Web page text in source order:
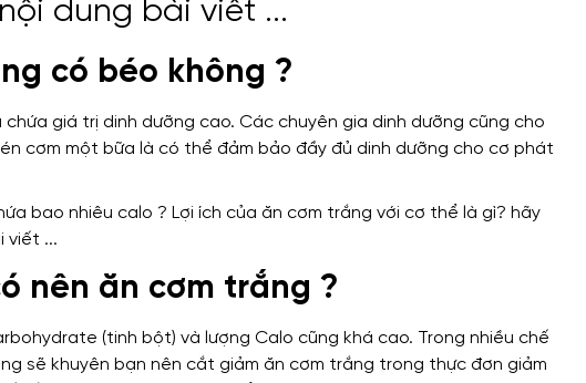
có béo không ?
chứa giá trị dinh dưỡng cao. Các chuyên gia dinh dưỡng cũng cho
cơm một bữa là có thể đảm bảo đầy đủ dinh dưỡng cho cơ phát
nên ăn cơm trắng ?
(tinh bột) và lượng Calo cũng khá cao. Trong nhiều chế
sẽ khuyên bạn nên cắt giảm ăn cơm trắng trong thực đơn giảm